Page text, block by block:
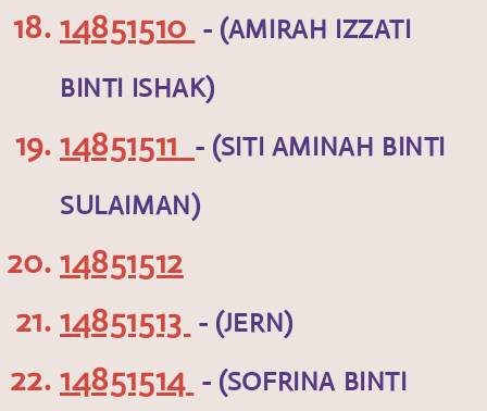
14851510 - (AMIRAH IZZATI
BINTI ISHAK)
14851511 - (SITI AMINAH BINTI
SULAIMAN)
14851512
14851513 - (JERN)
14851514 - (SOFRINA BINTI